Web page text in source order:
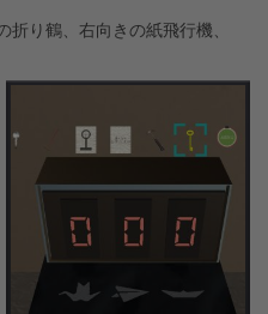
り鶴、右向きの紙飛行機、